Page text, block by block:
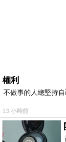
權利
不做事的人總堅持自
13 小時前